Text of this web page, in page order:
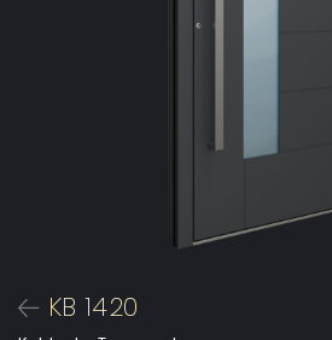
KB 1420